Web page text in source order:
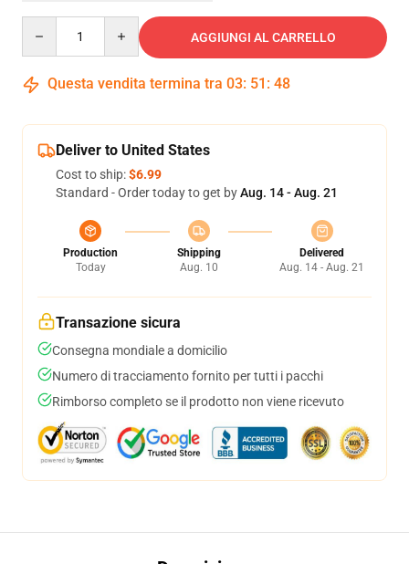
AGGIUNGI AL CARRELLO
Questa vendita termina tra 03: 51 : 48
Deliver to United States
Cost to ship:$6.99
Standard - Order today to get byAug. 14 - Aug. 21
Production
Today
Shipping
Aug. 10
Delivered
Aug. 14 - Aug. 21
Transazione sicura
Consegna mondiale a domicilio
Numero di tracciamento fornito per tutti i pacchi
Rimborso completo se il prodotto non viene ricevuto